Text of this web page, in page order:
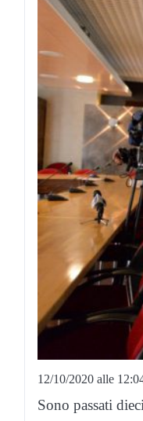
12/10/2020 alle
Sono passati